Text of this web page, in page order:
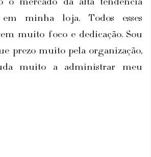
minha loja. Todos esses
muito foco e dedicação. Sou
prezo muito pela organização,
muito a administrar meu